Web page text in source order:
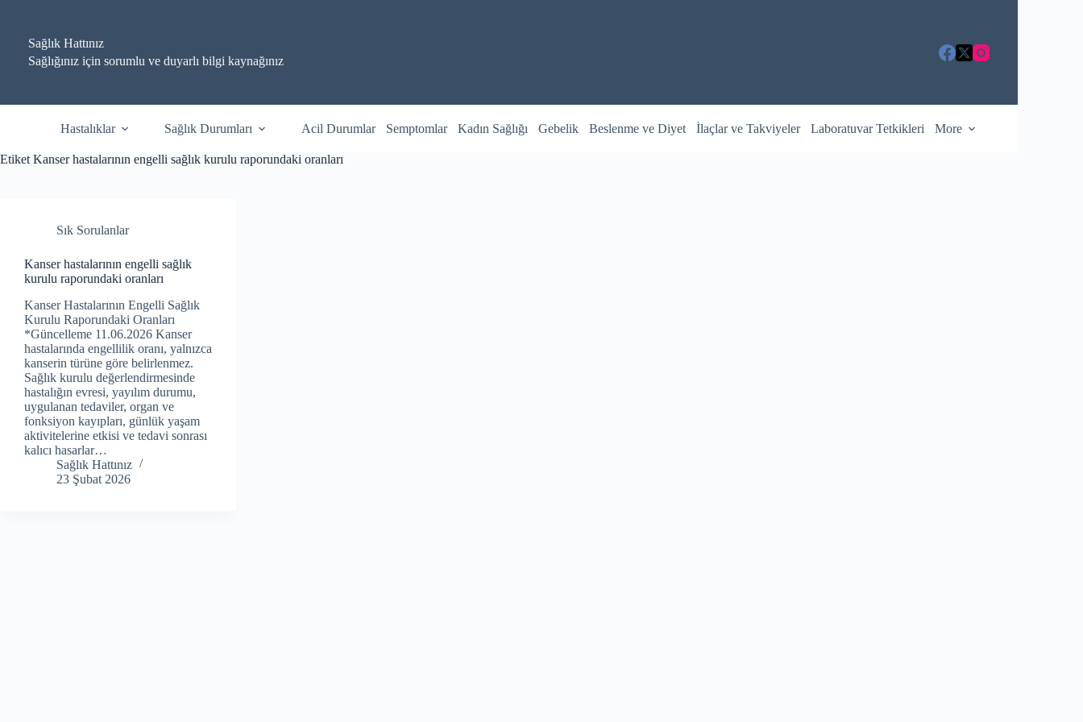
Sağlık Hattınız
Sağlığınız için sorumlu ve duyarlı bilgi kaynağınız
Hastalıklar Sağlık Durumları Acil Durumlar Semptomlar Kadın Sağlığı Gebelik Beslenme ve Diyet İlaçlar ve Takviyeler Laboratuvar Tetkikleri More
Etiket Kanser hastalarının engelli sağlık kurulu raporundaki oranları
Sık Sorulanlar
Kanser hastalarının engelli sağlık
kurulu raporundaki oranları
Kanser Hastalarının Engelli Sağlık
Kurulu Raporundaki Oranları
*Güncelleme 11.06.2026 Kanser
hastalarında engellilik oranı, yalnızca
kanserin türüne göre belirlenmez.
Sağlık kurulu değerlendirmesinde
hastalığın evresi, yayılım durumu,
uygulanan tedaviler, organ ve
fonksiyon kayıpları, günlük yaşam
aktivitelerine etkisi ve tedavi sonrası
kalıcı hasarlar…
Sağlık Hattınız
23 Şubat 2026